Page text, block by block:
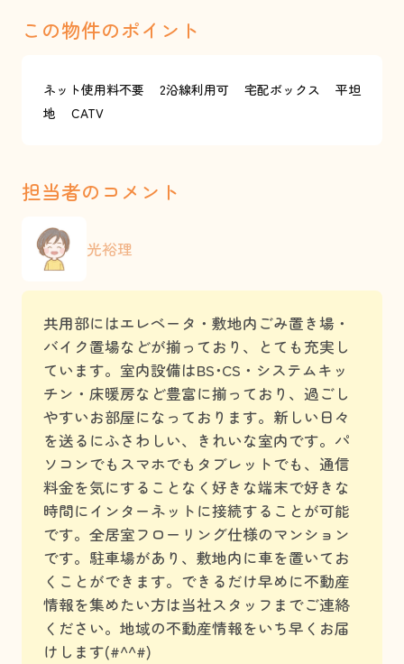
この物件のポイント
ネット使用料不要 2沿線利用可 宅配ボックス
平坦
地
CATV
担当者のコメント
光裕理
共用部にはエレベータ・敷地内ごみ置き場・
バイク置場などが揃っており、とても充実し
ています。室内設備はBS･CS・システムキッ
チン・床暖房など豊富に揃っており、過ごし
やすいお部屋になっております。新しい日々
を送るにふさわしい、きれいな室内です。パ
ソコンでもスマホでもタブレットでも、通信
料金を気にすることなく好きな端末で好きな
時間にインターネットに接続することが可能
です。全居室フローリング仕様のマンション
です。駐車場があり、敷地内に車を置いてお
くことができます。できるだけ早めに不動産
情報を集めたい方は当社スタッフまでご連絡
ください。地域の不動産情報をいち早くお届
けします(#^^#)